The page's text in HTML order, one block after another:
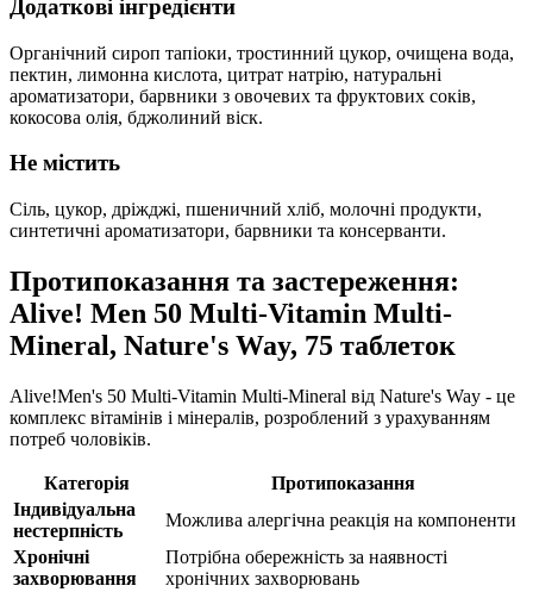
Додаткові інгредієнти
Органічний сироп тапіоки, тростинний цукор, очищена вода,
пектин, лимонна кислота, цитрат натрію, натуральні
ароматизатори, барвники з овочевих та фруктових соків,
кокосова олія, бджолиний віск.
Не містить
Сіль, цукор, дріжджі, пшеничний хліб, молочні продукти,
синтетичні ароматизатори, барвники та консерванти.
Протипоказання та застереження:
Alive! Men 50 Multi-Vitamin Multi-
Mineral, Nature's Way, 75 таблеток
Alive!Men's 50 Multi-Vitamin Multi-Mineral від Nature's Way - це
комплекс вітамінів і мінералів, розроблений з урахуванням
потреб чоловіків.
Категорія
Протипоказання
Індивідуальна
нестерпність
Можлива алергічна реакція на компоненти
Хронічні
захворювання
Потрібна обережність за наявності
хронічних захворювань